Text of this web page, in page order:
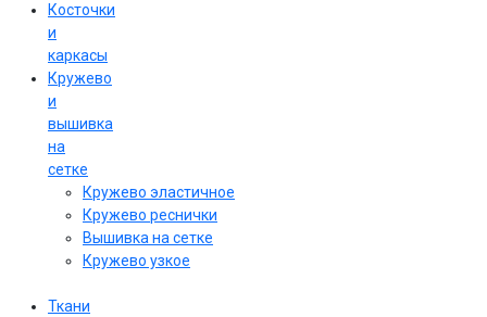
Косточки
и
каркасы
Кружево
и
вышивка
на
сетке
Кружево эластичное
Кружево реснички
Вышивка на сетке
Кружево узкое
Ткани